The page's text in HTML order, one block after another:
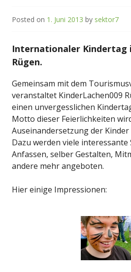
Posted on 1. Juni 2013 by sektor7
Internationaler Kindertag
Rügen.
Gemeinsam mit dem
veranstaltet KinderLachen009
einen unvergesslichen
Motto dieser Feierlichkeiten
Auseinandersetzung der
Dazu werden viele interessante
Anfassen, selber Gestalten,
andere mehr angeboten.
Hier einige Impressionen: